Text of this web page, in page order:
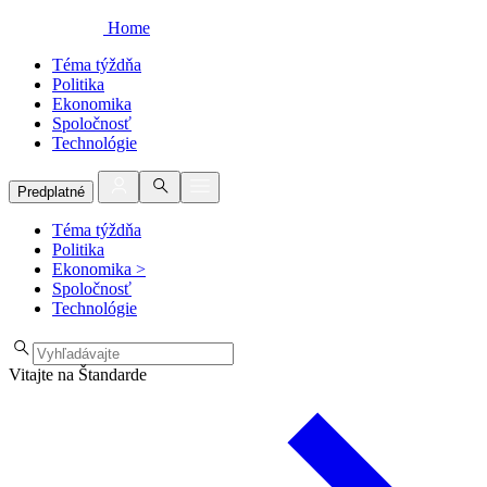
Home
Téma týždňa
Politika
Ekonomika
Spoločnosť
Technológie
Predplatné
Téma týždňa
Politika
Ekonomika >
Spoločnosť
Technológie
Vitajte na Štandarde